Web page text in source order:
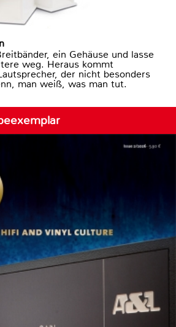
ein Gehäuse und lasse
weg. Heraus kommt
der nicht besonders
man weiß, was man tut.